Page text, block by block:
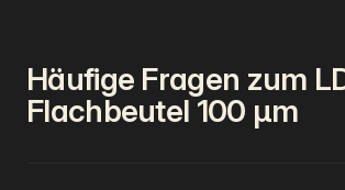
Häufige Fragen zum
Flachbeutel 100 µm